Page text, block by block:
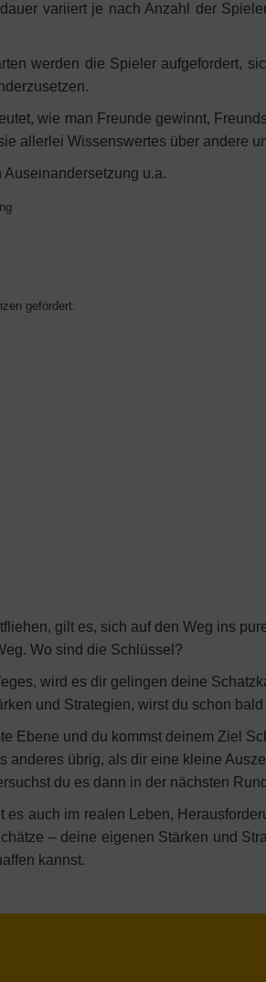
variiert je nach Anzahl der
werden die Spieler aufgefordert,
wie man Freunde gewinnt,
allerlei Wissenswertes über andere
u.a.
gefördert.
gilt es, sich auf den Weg ins
Wo sind die Schlüssel?
wird es dir gelingen deine
und Strategien, wirst du schon
Ebene und du kommst deinem Ziel
anderes übrig, als dir eine kleine
du es dann in der nächsten
auch im realen Leben,
– deine eigenen Stärken und
kannst.